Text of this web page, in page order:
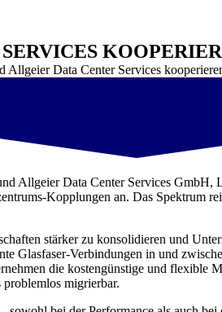
Allgeier Data Center Services
Allgeier Data Center Services
Kopplungen an. Das Spektrum
stärker zu konsolidieren und
Glasfaser-Verbindungen in und
die kostengünstige und
migrierbar.